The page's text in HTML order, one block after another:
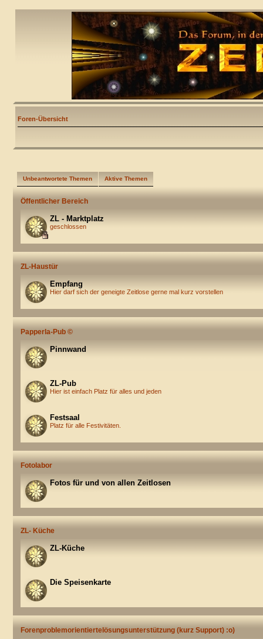
Foren-Übersicht
Unbeantwortete Themen Aktive Themen
Öffentlicher Bereich
ZL - Marktplatz
geschlossen
ZL-Haustür
Empfang
Hier darf sich der geneigte Zeitlose gerne mal kurz vorstellen
Papperla-Pub ©
Pinnwand
ZL-Pub
Hier ist einfach Platz für alles und jeden
Festsaal
Platz für alle Festivitäten.
Fotolabor
Fotos für und von allen Zeitlosen
ZL- Küche
ZL-Küche
Die Speisenkarte
Forenproblemorientiertelösungsunterstützung (kurz Support) :o)